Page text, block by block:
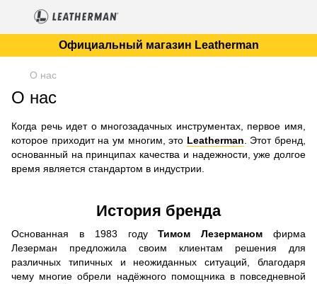
Официальный магазин Leatherman
О нас
О нас
Когда речь идет о многозадачных инструментах, первое имя,
которое приходит на ум многим, это Leatherman . Этот бренд,
основанный на принципах качества и надежности, уже долгое
время является стандартом в индустрии.
История бренда
Основанная в 1983 годуТимом Лезерманом фирма
Лезерман предложила своим клиентам решения для
различных типичных и неожиданных ситуаций, благодаря
чему многие обрели надёжного помощника в повседневной